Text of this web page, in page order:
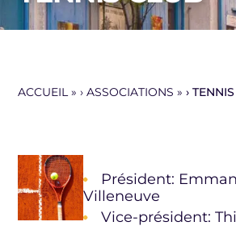
ACCUEIL» ASSOCIATIONS »
Président:
Villeneuve
Vice-président: